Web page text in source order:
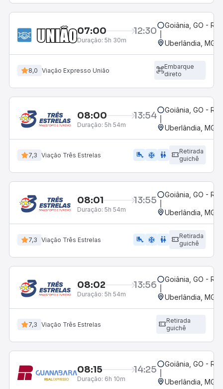
07:00 12:30
Duração: 5h 30m
Goiânia, GO -
Uberlândia, MG -
8,0 Viação Expresso União
Embarque
direto
08:00 13:54
Duração: 5h 54m
Goiânia, GO -
Uberlândia, MG -
7,3 Viação Três Estrelas airline_seat_legroom_extra ac_unit WC
Retirada
guichê
08:01 13:55
Duração: 5h 54m
Goiânia, GO -
Uberlândia, MG -
7,3 Viação Três Estrelas airline_seat_legroom_extra ac_unit wc
Retirada
guichê
08:02 13:56
Duração: 5h 54m
Goiânia, GO -
Uberlândia, MG -
7,3 Viação Três Estrelas
Retirada
guichê
08:15 14:25
Duração: 6h 10m
Goiânia, GO -
Uberlândia, MG -